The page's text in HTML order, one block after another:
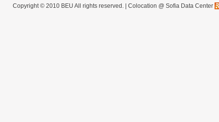
Copyright © 2010 BEU All rights reserved. | Colocation @ Sofia Data Center